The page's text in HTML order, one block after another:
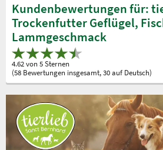
Kundenbewertungen für:
Trockenfutter Geflügel,
Lammgeschmack
4.62 von 5 Sternen
(58 Bewertungen insgesamt, 30 auf Deutsch)